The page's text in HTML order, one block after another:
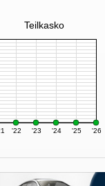
Teilkasko
'22 '23 '24 '25 '26